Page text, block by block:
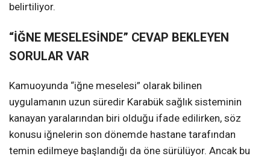
belirtiliyor.
“İĞNE MESELESİNDE” CEVAP BEKLEYEN
SORULAR VAR
Kamuoyunda “iğne meselesi” olarak bilinen
uygulamanın uzun süredir Karabük sağlık sisteminin
kanayan yaralarından biri olduğu ifade edilirken, söz
konusu iğnelerin son dönemde hastane tarafından
temin edilmeye başlandığı da öne sürülüyor. Ancak bu